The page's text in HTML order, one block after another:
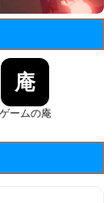
庵
ゲームの庵